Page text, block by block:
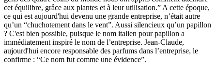
cet équilibre, grâce aux plantes et à leur utilisation.” A cette époque,
ce qui est aujourd'hui devenu une grande entreprise, n’était autre
qu’un “chuchotement dans le vent”. Aussi silencieux qu’un papillon
? C'est bien possible, puisque le nom italien pour papillon a
immédiatement inspiré le nom de l’entreprise. Jean-Claude,
aujourd'hui encore responsable des parfums dans l’entreprise, le
confirme : “Ce nom fut comme une évidence”.